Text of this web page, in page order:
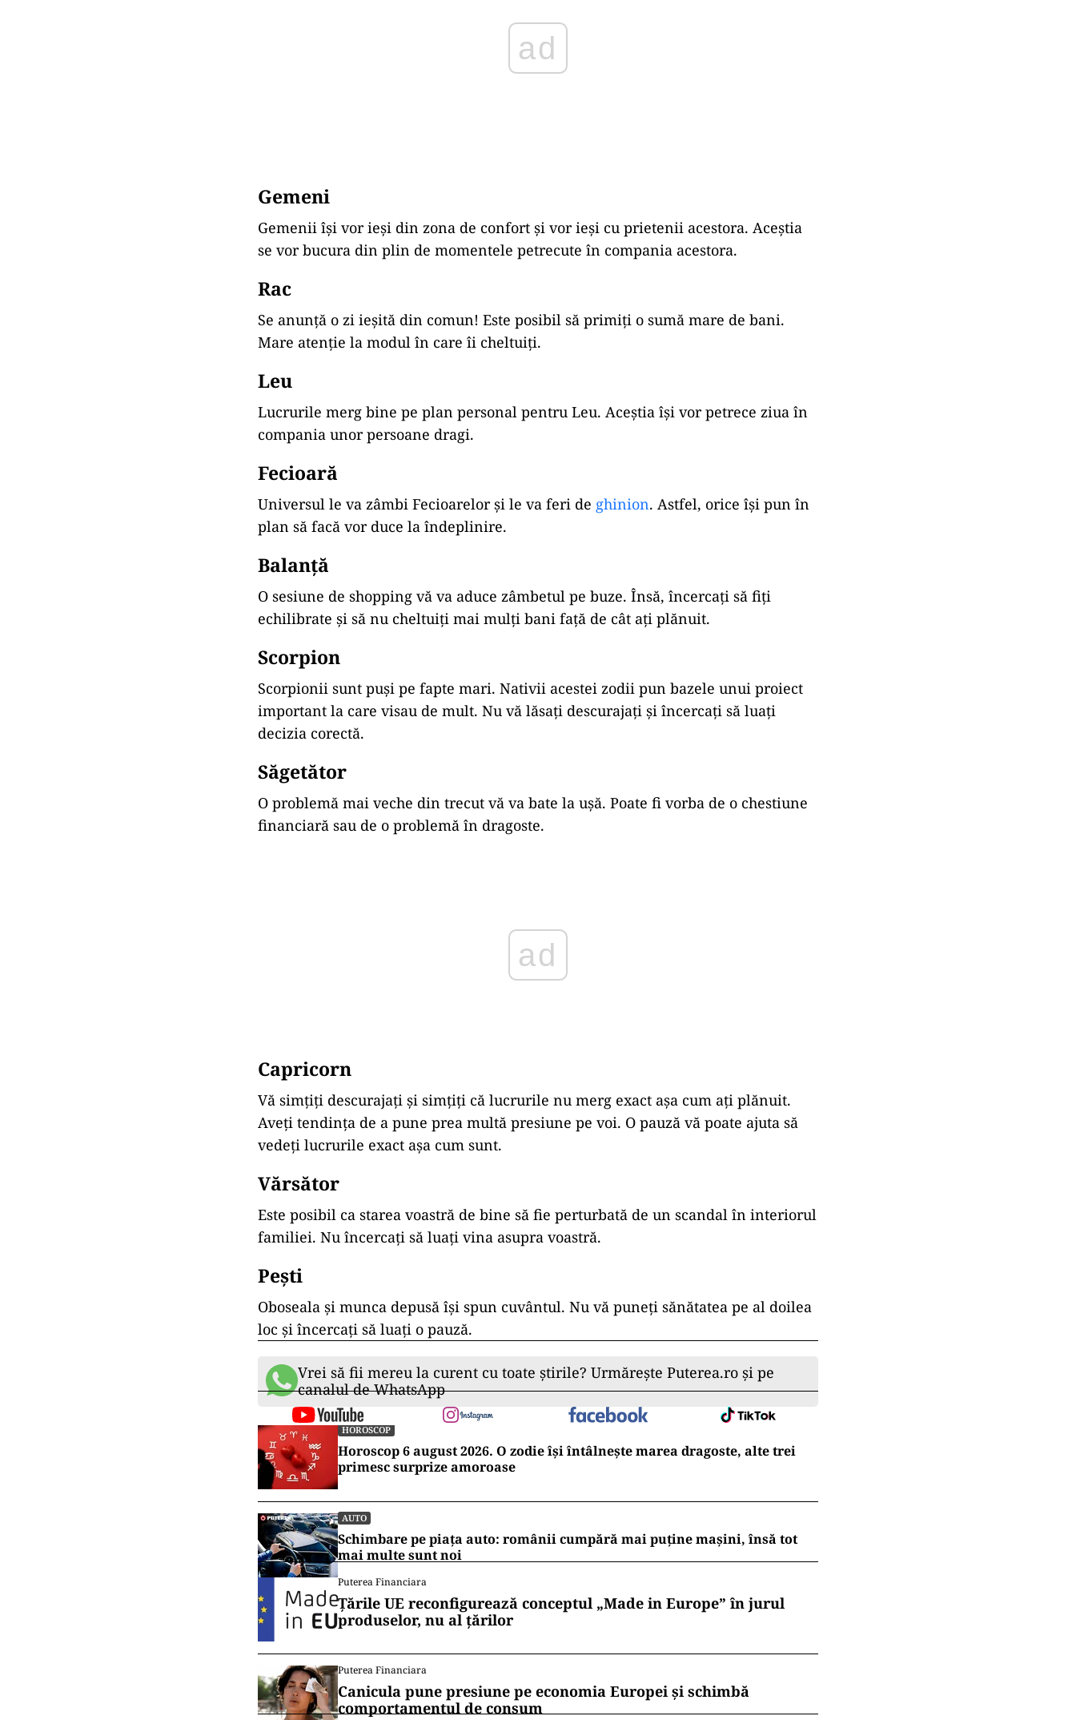
Gemeni
Gemenii își vor ieși din zona de confort și vor ieși cu prietenii acestora. Aceștia
se vor bucura din plin de momentele petrecute în compania acestora.
Rac
Se anunță o zi ieșită din comun! Este posibil să primiți o sumă mare de bani.
Mare atenție la modul în care îi cheltuiți.
Leu
Lucrurile merg bine pe plan personal pentru Leu. Aceștia își vor petrece ziua în
compania unor persoane dragi.
Fecioară
Universul le va zâmbi Fecioarelor și le va feri de ghinion. Astfel, orice își pun în
plan să facă vor duce la îndeplinire.
Balanță
O sesiune de shopping vă va aduce zâmbetul pe buze. Însă, încercați să fiți
echilibrate și să nu cheltuiți mai mulți bani față de cât ați plănuit.
Scorpion
Scorpionii sunt puși pe fapte mari. Nativii acestei zodii pun bazele unui proiect
important la care visau de mult. Nu vă lăsați descurajați și încercați să luați
decizia corectă.
Săgetător
O problemă mai veche din trecut vă va bate la ușă. Poate fi vorba de o chestiune
financiară sau de o problemă în dragoste.
ad
Capricorn
Vă simțiți descurajați și simțiți că lucrurile nu merg exact așa cum ați plănuit.
Aveți tendința de a pune prea multă presiune pe voi. O pauză vă poate ajuta să
vedeți lucrurile exact așa cum sunt.
Vărsător
Este posibil ca starea voastră de bine să fie perturbată de un scandal în interiorul
familiei. Nu încercați să luați vina asupra voastră.
Pești
Oboseala și munca depusă își spun cuvântul. Nu vă puneți sănătatea pe al doilea
loc și încercați să luați o pauză.
Vrei să fii mereu la curent cu toate știrile? Urmărește Puterea.ro și pe
canalul de WhatsApp
HOROSCOP
Horoscop 6 august 2026. O zodie își întâlnește marea dragoste, alte trei
primesc surprize amoroase
AUTO
Schimbare pe piața auto: românii cumpără mai puține mașini, însă tot
mai multe sunt noi
Puterea Financiara
Țările UE reconfigurează conceptul „Made in Europe” în jurul
produselor, nu al țărilor
Puterea Financiara
Canicula pune presiune pe economia Europei și schimbă
comportamentul de consum